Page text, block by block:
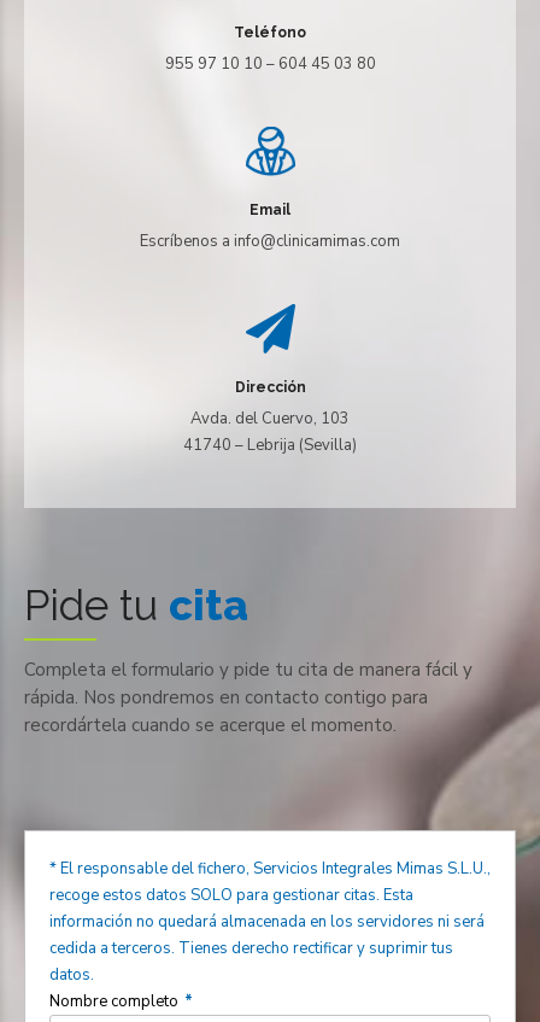
Teléfono
955 97 10 10 – 604 45 03 80
Email
Escríbenos a info@clinicamimas.com
Dirección
Avda. del Cuervo, 103
41740 – Lebrija (Sevilla)
Pide tu cita
Completa el formulario y pide tu cita de manera fácil y
rápida. Nos pondremos en contacto contigo para
recordártela cuando se acerque el momento.
* El responsable del fichero, Servicios Integrales Mimas S.L.U.,
recoge estos datos SOLO para gestionar citas. Esta
información no quedará almacenada en los servidores ni será
cedida a terceros. Tienes derecho rectificar y suprimir tus
datos.
Nombre completo